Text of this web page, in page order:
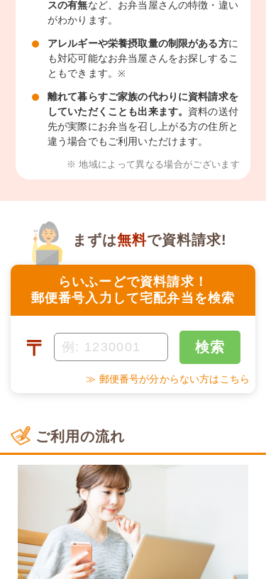
スの有無など、お弁当屋さんの特徴・違い
がわかります。
アレルギーや栄養摂取量の制限がある方に
も対応可能なお弁当屋さんをお探しするこ
ともできます。※
離れて暮らすご家族の代わりに資料請求を
していただくことも出来ます。 資料の送付
先が実際にお弁当を召し上がる方の住所と
違う場合でもご利用いただけます。
※ 地域によって異なる場合がございます
らいふーどで資料請求！
郵便番号入力して宅配弁当を検索
まずは無料で資料請求!
〒 検索
≫ 郵便番号が分からない方はこちら
ご利用の流れ